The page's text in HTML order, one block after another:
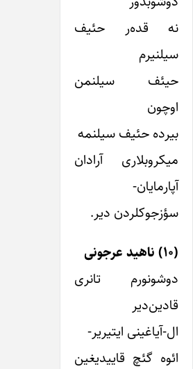
نه قده‌ر حئیف
سیلنیرم
حیئف سیلنمن
اوچون
بیرده حئیف سیلنمه
میکروبلاری آرادان
آپارمایان-
سؤزجوکلردن دیر.
(۱۰) ناهید عرجونی
دوشونورم تانری
قادین‌دیر
ال-آیاغینی ایتیریر-
ائوه گئچ قاییدیغین